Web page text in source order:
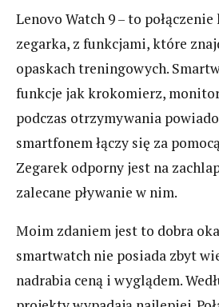
Lenovo Watch 9 – to
zegarka, z funkcjami, które
opaskach treningowych.
funkcje jak krokomierz,
podczas otrzymywania
smartfonem łączy się za
Zegarek odporny jest na
zalecane pływanie w nim.
Moim zdaniem jest to dobra
smartwatch nie posiada zbyt
nadrabia ceną i wyglądem.